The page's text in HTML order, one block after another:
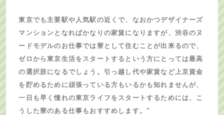
東京でも主要駅や人気駅の近くで、なおかつデザイナーズ
マンションとなればかなりの家賃になりますが、渋谷のヌ
ードモデルのお仕事では寮として住むことが出来るので、
ゼロから東京生活をスタートするという方にとっては最高
の選択肢になるでしょう。引っ越し代や家賃など上京資金
を貯めるために頑張っている方もいるかも知れませんが、
一日も早く憧れの東京ライフをスタートするためには、こ
うした寮のある仕事もおすすめします。"